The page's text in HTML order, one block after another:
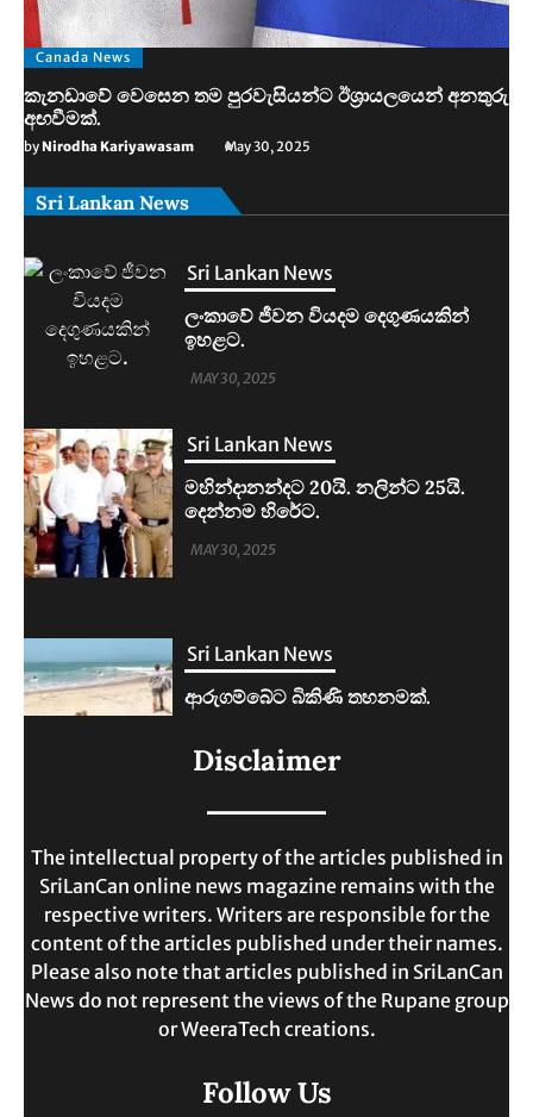
Canada News
කැනඩාවේ වෙසෙන තම පුරවැසියන්ට ඊශ්‍රායලයෙන් අනතුරු
අඟවීමක්.
by Nirodha Kariyawasam May 30, 2025
Sri Lankan News
Sri Lankan News
මහින්දානන්දට 20යි. නලින්ට 25යි.
දෙන්නම හිරේට.
MAY 30, 2025
Sri Lankan News
ආරුගම්බේට බිකිණි තහනමක්.
MAY 30, 2025
Sri Lankan News
ඉහළට.
Disclaimer
The intellectual property of the articles published in
SriLanCan online news magazine remains with the
respective writers. Writers are responsible for the
content of the articles published under their names.
Please also note that articles published in SriLanCan
News do not represent the views of the Rupane group
or WeeraTech creations.
Follow Us